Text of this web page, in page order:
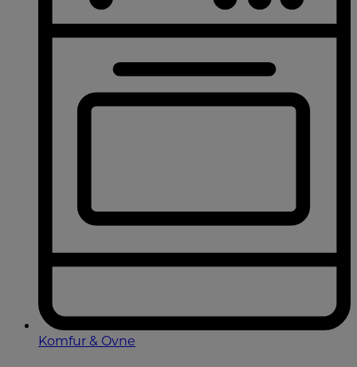
Komfur & Ovne